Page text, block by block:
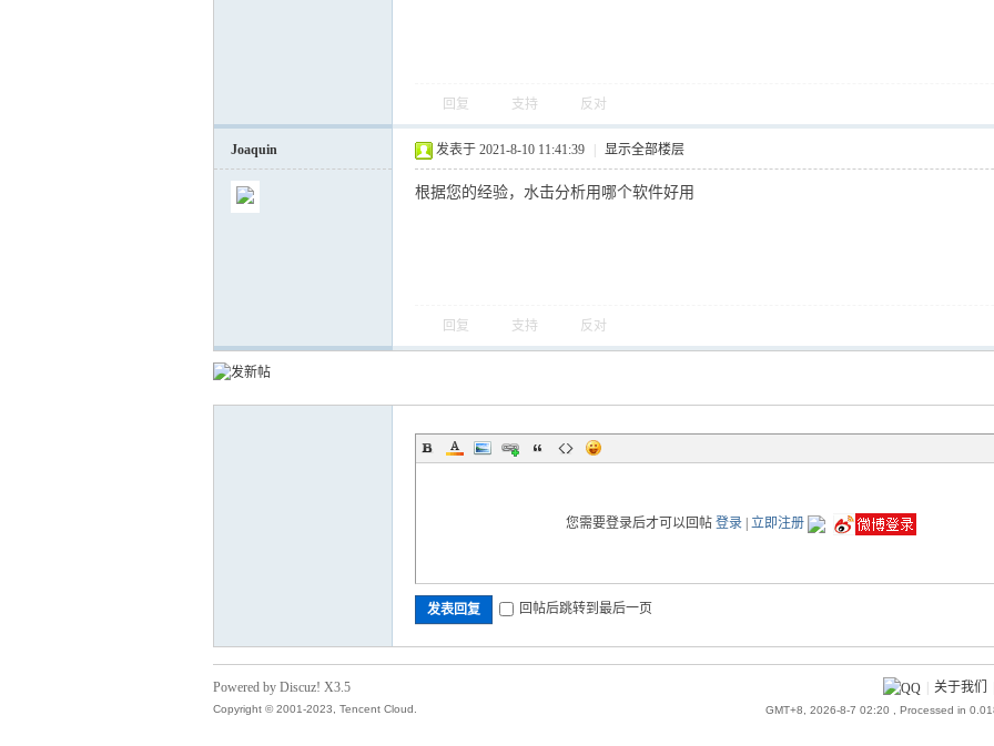
回复 支持 反对
Joaquin 发表于 2021-8-10 11:41:39 显示全部楼层
根据您的经验，水击分析用哪个软件好用
回复 支持 反对
您需要登录后才可以回帖 登录| 立即注册
发表回复 回帖后跳转到最后一页
关于我们
GMT+8, 2026-8-7 02:20 , Processed in
Powered by Discuz! X3.5
Copyright © 2001-2023, Tencent Cloud.